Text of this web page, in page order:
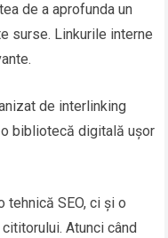
de a aprofunda un
surse. Linkurile interne
de interlinking
bibliotecă digitală ușor
tehnică SEO, ci și o
Atunci când